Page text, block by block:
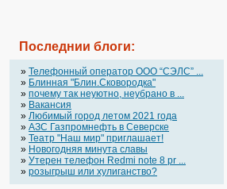
Последнии блоги:
» Телефонный оператор OOO “СЭЛС” ...
» Блинная "Блин.Сковородка"
» почему так неуютно, неубрано в ...
» Вакансия
» Любимый город летом 2021 года
» АЗС Газпромнефть в Северске
» Театр "Наш мир" приглашает!
» Новогодняя минута славы
» Утерен телефон Redmi note 8 pr ...
» розыгрыш или хулиганство?